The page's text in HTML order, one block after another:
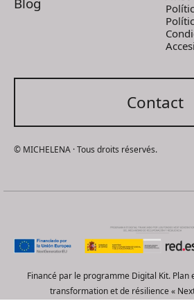
Contact
© MICHELENA · Tous droits réservés.
Financé par le programme Digital Kit. Plan
transformation et de résilience «